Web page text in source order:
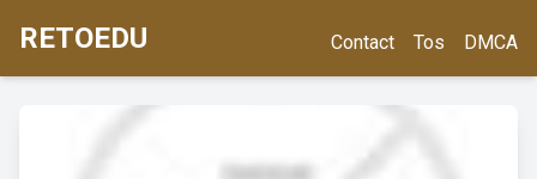
RETOEDU Contact Tos DMCA